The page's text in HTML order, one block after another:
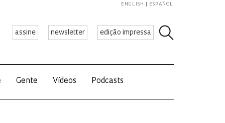
assine newsletter edição impressa
ENGLISH ESPAÑOL
Gente Vídeos Podcasts